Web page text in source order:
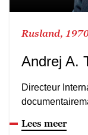
Rusland,
Andrej A.
Directeur
Lees meer